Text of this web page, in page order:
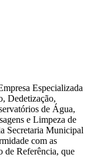
Especializada
Dedetização,
de Água,
e Limpeza de
Secretaria Municipal
com as
de Referência, que